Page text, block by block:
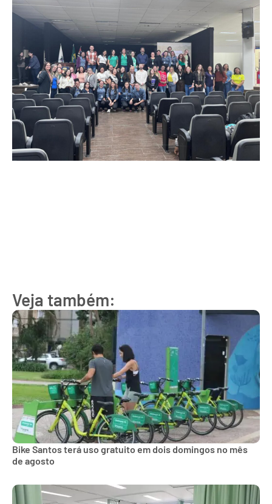
Veja também:
Bike Santos terá uso gratuito em dois domingos no mês
de agosto